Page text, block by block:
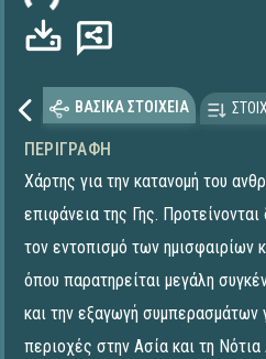
ΒΑΣΙΚΑ ΣΤΟΙΧΕΙΑ
ΠΕΡΙΓΡΑΦΉ
Χάρτης για την κατανομή του
επιφάνεια της Γης.
τον εντοπισμό των ημισφαιρίων
όπου παρατηρείται μεγάλη
και την εξαγωγή συμπερασμάτων
περιοχές στην Ασία και τη Νότια